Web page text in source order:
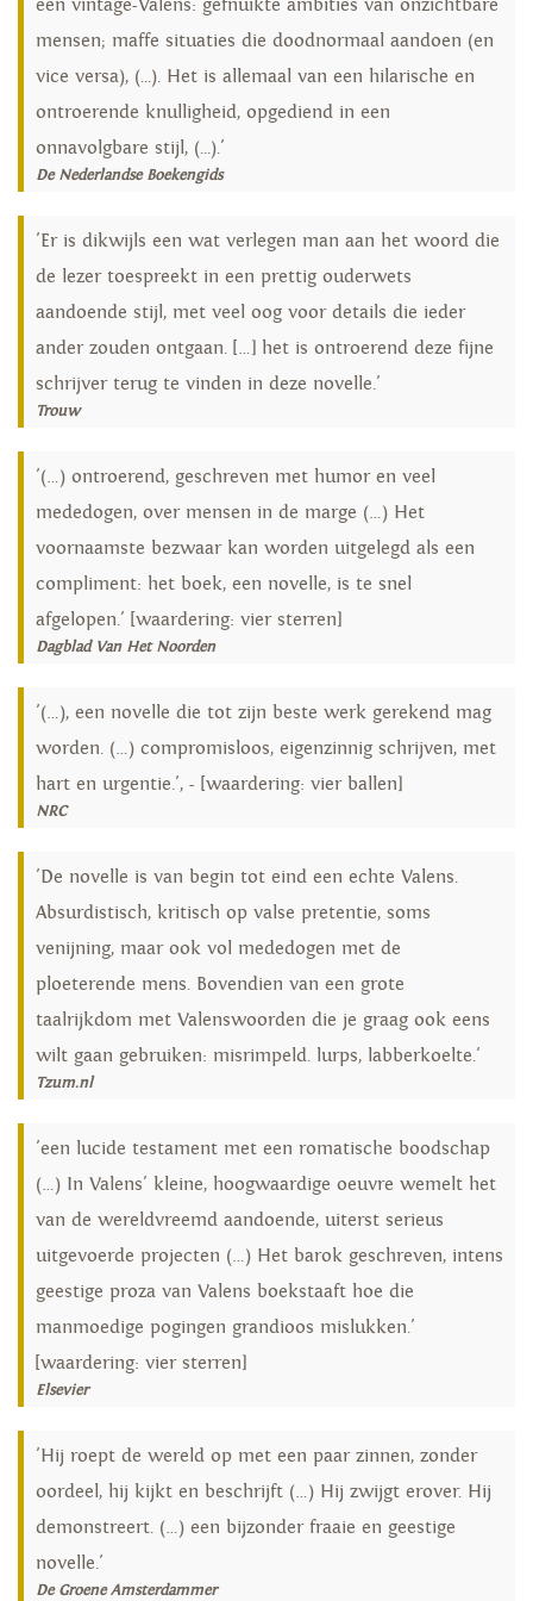
een vintage-Valens: gefnuikte ambities van onzichtbare
mensen; maffe situaties die doodnormaal aandoen (en
vice versa), (...). Het is allemaal van een hilarische en
ontroerende knulligheid, opgediend in een
onnavolgbare stijl, (...).'
De Nederlandse Boekengids
'Er is dikwijls een wat verlegen man aan het woord die
de lezer toespreekt in een prettig ouderwets
aandoende stijl, met veel oog voor details die ieder
ander zouden ontgaan. […] het is ontroerend deze fijne
schrijver terug te vinden in deze novelle.'
Trouw
'(…) ontroerend, geschreven met humor en veel
mededogen, over mensen in de marge (…) Het
voornaamste bezwaar kan worden uitgelegd als een
compliment: het boek, een novelle, is te snel
afgelopen.' [waardering: vier sterren]
Dagblad Van Het Noorden
'(…), een novelle die tot zijn beste werk gerekend mag
worden. (…) compromisloos, eigenzinnig schrijven, met
hart en urgentie.', - [waardering: vier ballen]
NRC
'De novelle is van begin tot eind een echte Valens.
Absurdistisch, kritisch op valse pretentie, soms
venijning, maar ook vol mededogen met de
ploeterende mens. Bovendien van een grote
taalrijkdom met Valenswoorden die je graag ook eens
wilt gaan gebruiken: misrimpeld. lurps, labberkoelte.'
Tzum.nl
'een lucide testament met een romatische boodschap
(…) In Valens' kleine, hoogwaardige oeuvre wemelt het
van de wereldvreemd aandoende, uiterst serieus
uitgevoerde projecten (…) Het barok geschreven, intens
geestige proza van Valens boekstaaft hoe die
manmoedige pogingen grandioos mislukken.'
[waardering: vier sterren]
Elsevier
'Hij roept de wereld op met een paar zinnen, zonder
oordeel, hij kijkt en beschrijft (…) Hij zwijgt erover. Hij
demonstreert. (…) een bijzonder fraaie en geestige
novelle.'
De Groene Amsterdammer